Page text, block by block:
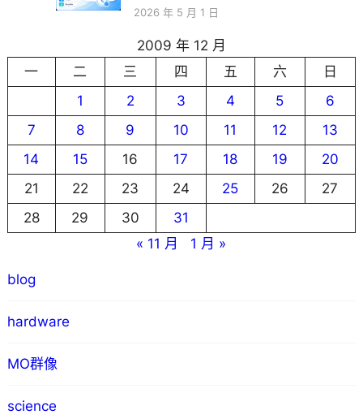
2026 年 5 月 1 日
2009 年 12 月
一
二 三 四 五 六
日
1
2 3 4 5
6
7
8 9 10 11 12
13
14
15 16 17 18 19
20
21
22 23 24 25 26
27
28
29 30
31
« 11 月
1 月 »
blog
hardware
MO群像
science